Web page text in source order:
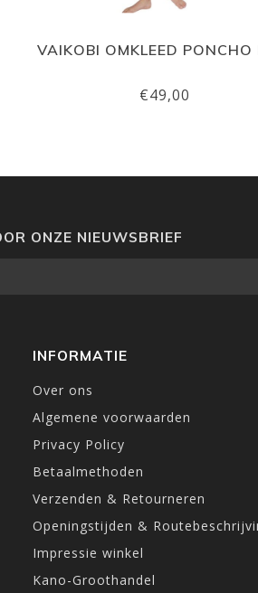
VAIKOBI OMKLEED PONCHO
€49,00
ONZE NIEUWSBRIEF
INFORMATIE
Over ons
Algemene voorwaarden
Privacy Policy
Betaalmethoden
Verzenden & Retourneren
Openingstijden &
Impressie winkel
Kano-Groothandel